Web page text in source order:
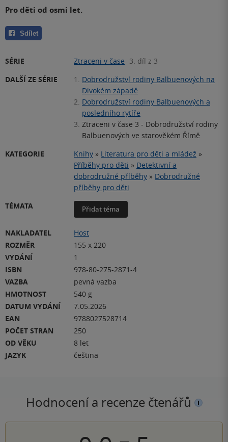
Pro děti od osmi let.
Sdílet
SÉRIE Ztraceni v čase 3. díl z 3
DALŠÍ ZE SÉRIE
1. Dobrodružství rodiny Balbuenových na
Divokém západě
2. Dobrodružství rodiny Balbuenových a
posledního rytíře
3. Ztraceni v čase 3 - Dobrodružství rodiny
Balbuenových ve starověkém Římě
KATEGORIE
Knihy » Literatura pro děti a mládež »
Příběhy pro děti » Detektivní a
dobrodružné příběhy » Dobrodružné
příběhy pro děti
TÉMATA
Přidat téma
NAKLADATEL
Host
ROZMĚR
155 x 220
VYDÁNÍ
1
ISBN
978-80-275-2871-4
VAZBA
pevná vazba
HMOTNOST
540 g
DATUM VYDÁNÍ
7.05.2026
EAN
9788027528714
POČET STRAN
250
OD VĚKU
8 let
JAZYK
čeština
Hodnocení a recenze čtenářů